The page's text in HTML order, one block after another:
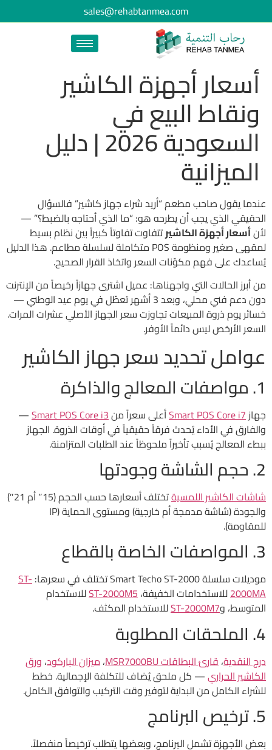
sales@rehabtanmea.com
أسعار أجهزة الكاشير
ونقاط البيع في
السعودية 2026 | دليل
الميزانية
عندما يقول صاحب مطعم “أريد شراء جهاز كاشير” فالسؤال
الحقيقي الذي يجب أن يطرحه هو: “ما الذي أحتاجه بالضبط؟” —
لأنأسعار أجهزة الكاشيرتتفاوت تفاوتاً كبيراً بين نظام بسيط
لمقهى صغير ومنظومة POS متكاملة لسلسلة مطاعم. هذا الدليل
يُساعدك على فهم مكوّنات السعر واتخاذ القرار الصحيح.
من أبرز الحالات التي واجهناها: عميل اشترى جهازاً رخيصاً من الإنترنت
دون دعم فني محلي، وبعد 3 أشهر تعطّل في يوم عيد الوطني —
خسائر يوم ذروة المبيعات تجاوزت سعر الجهاز الأصلي عشرات المرات.
السعر الأرخص ليس دائماً الأوفر.
عوامل تحديد سعر جهاز الكاشير
1. مواصفات المعالج والذاكرة
جهازSmart POS Core i7أعلى سعراً منSmart POS Core i3
—
والفارق في الأداء يُحدث فرقاً حقيقياً في أوقات الذروة. الجهاز
ببطء المعالج يُسبب تأخيراً ملحوظاً عند الطلبات المتزامنة.
2. حجم الشاشة وجودتها
شاشات الكاشير اللمسية
تختلف أسعارها حسب الحجم (15″ أم 21″)
والجودة (شاشة مدمجة أم خارجية) ومستوى الحماية (IP
للمقاومة).
3. المواصفات الخاصة بالقطاع
موديلات سلسلة Smart Techo ST-2000 تختلف في سعرها:
ST-
2000MAللاستخدامات الخفيفة،ST-2000M5للاستخدام
المتوسط، وST-2000M7للاستخدام المكثف.
4. الملحقات المطلوبة
درج النقدية،قارئ البطاقات MSR7000BU ،ميزان الباركود، ورق
الكاشير الحراري— كل ملحق يُضاف للتكلفة الإجمالية. خطط
للشراء الكامل من البداية لتوفير وقت التركيب والتوافق الكامل.
5. ترخيص البرنامج
بعض الأجهزة تشمل البرنامج، وبعضها يتطلب ترخيصاً منفصلاً.